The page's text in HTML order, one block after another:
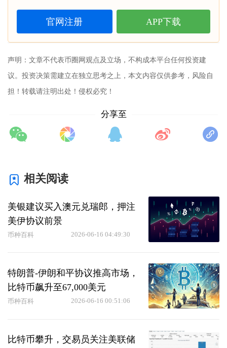
官网注册 APP下载
声明：文章不代表币圈网观点及立场，不构成本平台任何投资建
议。投资决策需建立在独立思考之上，本文内容仅供参考，风险自
担！转载请注明出处！侵权必究！
分享至
相关阅读
美银建议买入澳元兑瑞郎，押注
美伊协议前景
币种百科 2026-06-16 04:49:30
特朗普-伊朗和平协议推高市场，
比特币飙升至67,000美元
币种百科 2026-06-16 00:51:06
比特币攀升，交易员关注美联储